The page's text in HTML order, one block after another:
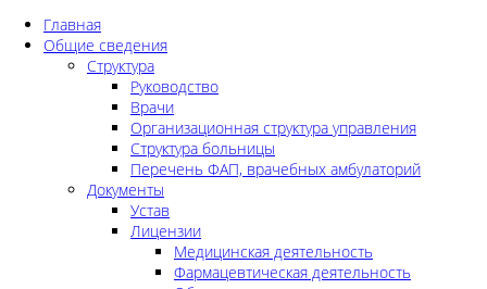
Главная
Общие сведения
Структура
Руководство
Врачи
Организационная структура управления
Структура больницы
Перечень ФАП, врачебных амбулаторий
Документы
Устав
Лицензии
Медицинская деятельность
Фармацевтическая деятельность